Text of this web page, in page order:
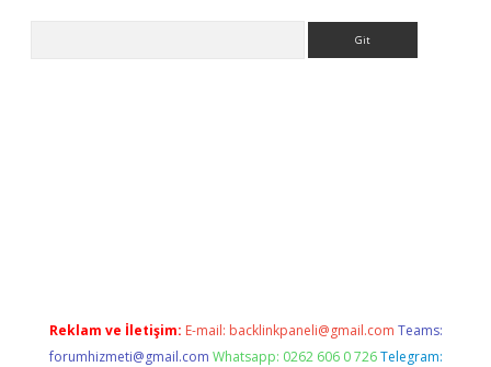
Reklam ve İletişim: E-mail: backlinkpaneli@gmail.com Teams:
forumhizmeti@gmail.com Whatsapp: 0262 606 0 726 Telegram: